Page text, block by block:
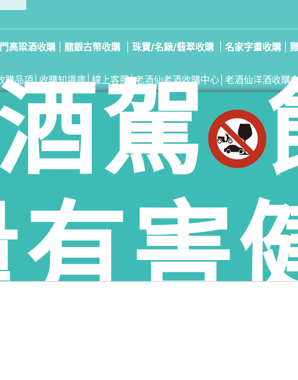
高粱酒收購 龍銀古幣收購 珠寶/名錶/翡翠收購 名家字畫收購
購品項│收購知識庫│線上客服│老酒仙老酒收購中心 老酒仙洋酒收購
林收購專線：0974306620易店長｜門市電話：(06) 3038-389
雲林門市地址：雲林縣虎尾鎮大成五街21號
虎尾鎮老酒收購、雲林縣土庫鄉老酒收購、雲林縣褒忠鄉老酒收購、雲林縣東勢鄉老酒收購
酒收購、雲林縣古坑鄉老酒收購、雲林縣荊桐鄉老酒收購、雲林縣西螺鎮老酒收購、雲林縣
老酒收購、雲林縣口湖鄉老酒收購、雲林縣四湖鄉老酒收購、雲林縣元長鄉老酒收購
駕
害